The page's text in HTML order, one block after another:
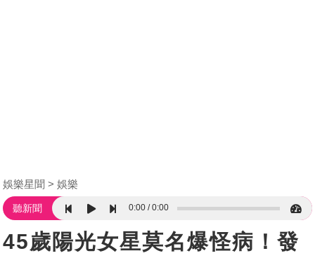
娛樂星聞 娛樂
聽新聞 0:00 0:00
45歲陽光女星莫名爆怪病！發